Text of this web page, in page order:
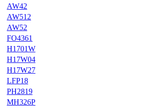
AW42
AW512
AW52
FO4361
H1701W
H17W04
H17W27
LFP18
PH2819
MH326P